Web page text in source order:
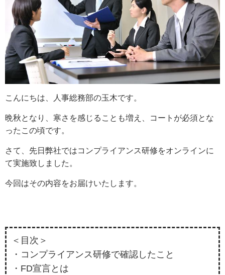
こんにちは、人事総務部の玉木です。
晩秋となり、寒さを感じることも増え、コートが必須とな
ったこの頃です。
さて、先日弊社ではコンプライアンス研修をオンラインに
て実施致しました。
今回はその内容をお届けいたします。
＜目次＞
・コンプライアンス研修で確認したこと
・FD宣言とは